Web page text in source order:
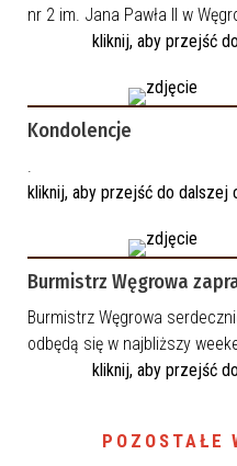
nr 2 im. Jana Pawła II w
kliknij, aby przejść
Kondolencje
kliknij, aby przejść do dalszej
Burmistrz Węgrowa
Burmistrz Węgrowa
odbędą się w najbliższy
kliknij, aby przejść
POZOSTAŁE